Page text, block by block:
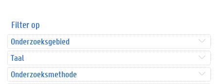
Filter op
Onderzoeksgebied
Taal
Onderzoeksmethode